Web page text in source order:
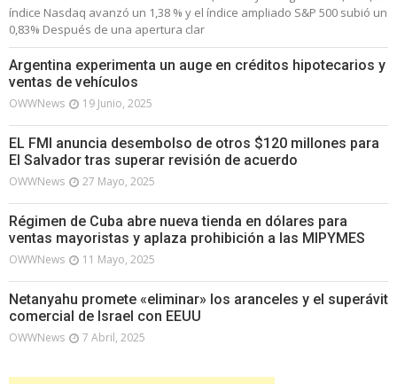
índice Nasdaq avanzó un 1,38 % y el índice ampliado S&P 500 subió un
0,83% Después de una apertura clar
Argentina experimenta un auge en créditos hipotecarios y
ventas de vehículos
OWWNews 19 Junio, 2025
EL FMI anuncia desembolso de otros $120 millones para
El Salvador tras superar revisión de acuerdo
OWWNews 27 Mayo, 2025
Régimen de Cuba abre nueva tienda en dólares para
ventas mayoristas y aplaza prohibición a las MIPYMES
OWWNews 11 Mayo, 2025
Netanyahu promete «eliminar» los aranceles y el superávit
comercial de Israel con EEUU
OWWNews 7 Abril, 2025